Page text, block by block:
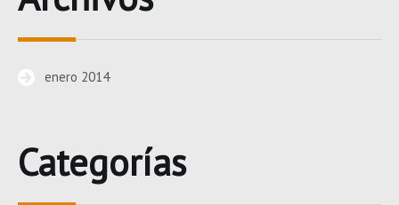
enero 2014
Categorías